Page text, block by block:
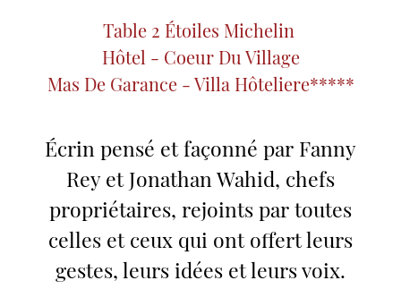
Table 2 Étoiles Michelin
Hôtel - Coeur Du Village
Mas De Garance - Villa Hôteliere*****
Écrin pensé et façonné par Fanny
Rey et Jonathan Wahid, chefs
propriétaires, rejoints par toutes
celles et ceux qui ont offert leurs
gestes, leurs idées et leurs voix.